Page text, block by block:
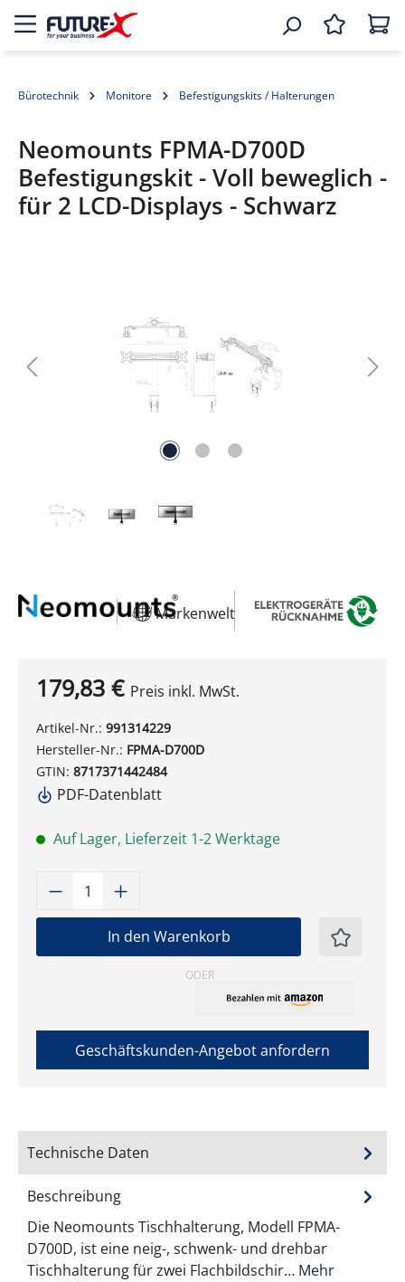
Bürotechnik Monitore Befestigungskits / Halterungen
Neomounts FPMA-D700D
Befestigungskit - Voll beweglich -
für 2 LCD-Displays - Schwarz
Markenwelt
179,83 € Preis inkl. MwSt.
Artikel-Nr.: 991314229
Hersteller-Nr.: FPMA-D700D
GTIN: 8717371442484
PDF-Datenblatt
Auf Lager, Lieferzeit 1-2 Werktage
Produkt Anzahl: Gib den
In den Warenkorb
ODER
Geschäftskunden-Angebot anfordern
Technische Daten
Beschreibung
Die Neomounts Tischhalterung, Modell FPMA-
D700D, ist eine neig-, schwenk- und drehbar
Tischhalterung für zwei Flachbildschir… Mehr